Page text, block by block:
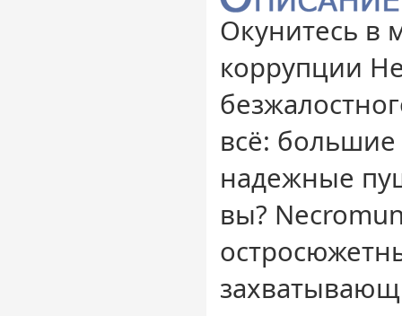
Окунитесь в
коррупции
всё:
надежные
вы?